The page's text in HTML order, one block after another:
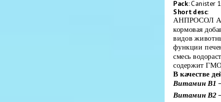
Pack: Canister
Short desc:
АНПРОСОЛ
кормовая
видов
функции
смесь
содержит
В качестве
Витамин В1
Витамин В2